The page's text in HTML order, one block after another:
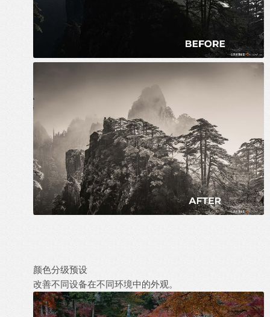
颜色分级预设
改善不同设备在不同环境中的外观。